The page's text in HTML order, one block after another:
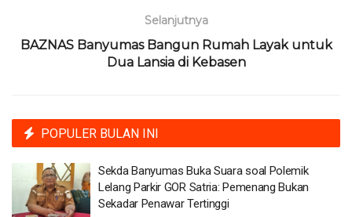
Selanjutnya
BAZNAS Banyumas Bangun Rumah Layak untuk
Dua Lansia di Kebasen
POPULER BULAN INI
Sekda Banyumas Buka Suara soal Polemik
Lelang Parkir GOR Satria: Pemenang Bukan
Sekadar Penawar Tertinggi